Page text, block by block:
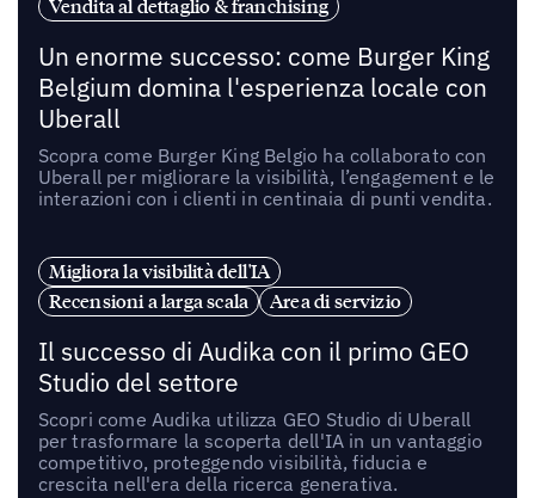
Vendita al dettaglio & franchising
Un enorme successo: come Burger King
Belgium domina l'esperienza locale con
Uberall
Scopra come Burger King Belgio ha collaborato con
Uberall per migliorare la visibilità, l’engagement e le
interazioni con i clienti in centinaia di punti vendita.
Migliora la visibilità dell'IA
Recensioni a larga scala
Area di servizio
Il successo di Audika con il primo GEO
Studio del settore
Scopri come Audika utilizza GEO Studio di Uberall
per trasformare la scoperta dell'IA in un vantaggio
competitivo, proteggendo visibilità, fiducia e
crescita nell'era della ricerca generativa.